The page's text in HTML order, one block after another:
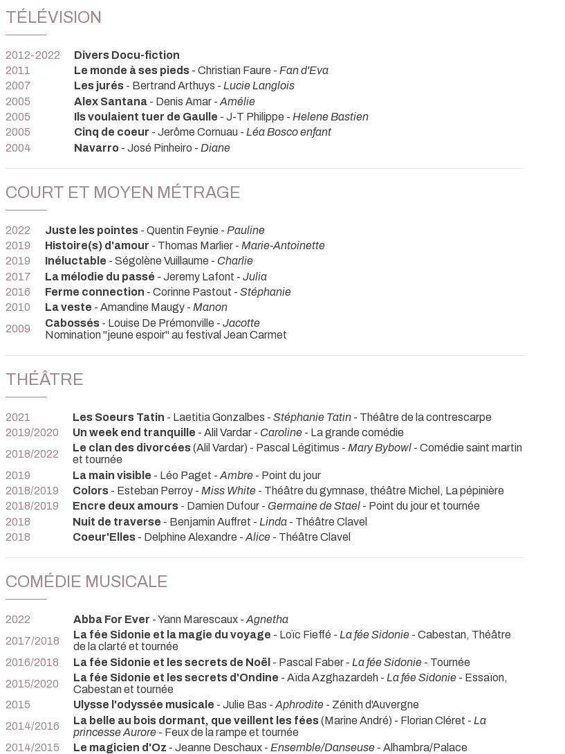
TÉLÉVISION
2012-2022
Divers Docu-fiction
2011
Le monde à ses pieds - Christian Faure - Fan d'Eva
2007
Les jurés - Bertrand Arthuys - Lucie Langlois
2005
Alex Santana - Denis Amar - Amélie
2005
Ils voulaient tuer de Gaulle - J-T Philippe - Helene Bastien
2005
Cinq de coeur - Jerôme Cornuau - Léa Bosco enfant
2004
Navarro - José Pinheiro - Diane
COURT ET MOYEN MÉTRAGE
2022 Juste les pointes - Quentin Feynie - Pauline
2019
Histoire(s) d'amour - Thomas Marlier - Marie-Antoinette
2019
Inéluctable - Ségolène Vuillaume - Charlie
2017
La mélodie du passé - Jeremy Lafont - Julia
2016
Ferme connection - Corinne Pastout - Stéphanie
2010
La veste - Amandine Maugy - Manon
2009
Cabossés - Louise De Prémonville - Jacotte
Nomination "jeune espoir" au festival Jean Carmet
THÉÂTRE
2021 Les Soeurs Tatin - Laetitia Gonzalbes - Stéphanie Tatin - Théâtre de la contrescarpe
2019/2020
Un week end tranquille - Alil Vardar - Caroline - La grande comédie
2018/2022
Le clan des divorcées(Alil Vardar) - Pascal Légitimus - Mary Bybowl - Comédie saint martin
et tournée
2019
La main visible - Léo Paget - Ambre - Point du jour
2018/2019
Colors - Esteban Perroy - Miss White - Théâtre du gymnase, théâtre Michel, La pépinière
2018/2019
Encre deux amours - Damien Dufour - Germaine de Stael - Point du jour et tournée
2018
Nuit de traverse - Benjamin Auffret - Linda - Théâtre Clavel
2018
Coeur'Elles - Delphine Alexandre - Alice - Théâtre Clavel
COMÉDIE MUSICALE
2022 Abba For Ever - Yann Marescaux - Agnetha
2017/2018
La fée Sidonie et la magie du voyage - Loïc Fieffé - La fée Sidonie - Cabestan, Théâtre
de la clarté et tournée
2016/2018
La fée Sidonie et les secrets de Noël - Pascal Faber - La fée Sidonie - Tournée
2015/2020
La fée Sidonie et les secrets d'Ondine - Aïda Azghazardeh - La fée Sidonie - Essaïon,
Cabestan et tournée
2015
Ulysse l'odyssée musicale - Julie Bas - Aphrodite - Zénith d'Auvergne
2014/2016
La belle au bois dormant, que veillent les fées(Marine André) - Florian Cléret - La
princesse Aurore - Feux de la rampe et tournée
2014/2015
Le magicien d'Oz - Jeanne Deschaux - Ensemble/Danseuse - Alhambra/Palace